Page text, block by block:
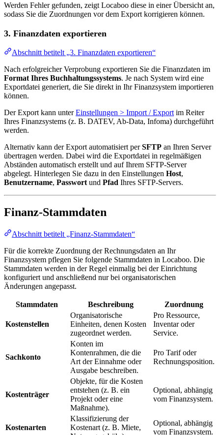
Werden Fehler gefunden, zeigt Locaboo diese in einer Übersicht an,
sodass Sie die Zuordnungen vor dem Export korrigieren können.
3. Finanzdaten exportieren
Abschnitt betitelt „3. Finanzdaten exportieren“
Nach erfolgreicher Verprobung exportieren Sie die Finanzdaten im
Format Ihres Buchhaltungssystems. Je nach System wird eine
Exportdatei generiert, die Sie direkt in Ihr Finanzsystem importieren
können.
Der Export kann unterEinstellungen > Import / Export im Reiter
Ihres Finanzsystems (z. B. DATEV, Ab-Data, Infoma) durchgeführt
werden.
Alternativ kann der Export automatisiert perSFTP an Ihren Server
übertragen werden. Dabei wird die Exportdatei in regelmäßigen
Abständen automatisch erstellt und auf Ihrem SFTP-Server
abgelegt. Hinterlegen Sie dazu in den Einstellungen Host,
Benutzername, Passwort und Pfad Ihres SFTP-Servers.
Finanz-Stammdaten
Abschnitt betitelt „Finanz-Stammdaten“
Für die korrekte Zuordnung der Rechnungsdaten an Ihr
Finanzsystem pflegen Sie folgende Stammdaten in Locaboo. Die
Stammdaten werden in der Regel einmalig bei der Einrichtung
konfiguriert und anschließend nur bei organisatorischen
Änderungen angepasst.
Stammdaten Beschreibung Zuordnung
Kostenstellen
Organisatorische
Einheiten, denen Kosten
zugeordnet werden.
Pro Ressource,
Inventar oder
Service.
Sachkonto
Konten im
Kontenrahmen, die die
Art der Einnahme oder
Ausgabe beschreiben.
Pro Tarif oder
Rechnungsposition.
Kostenträger
Objekte, für die Kosten
entstehen (z. B. ein
Projekt oder eine
Maßnahme).
Optional, abhängig
vom Finanzsystem.
Kostenarten
Klassifizierung der
Kostenart (z. B. Miete,
Optional, abhängig
vom Finanzsystem.